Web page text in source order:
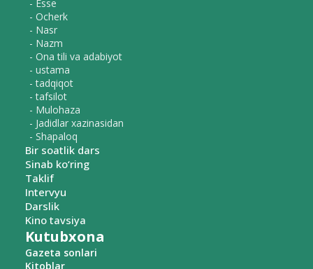
- Esse
- Ocherk
- Nasr
- Nazm
- Ona tili va adabiyot
- ustama
- tadqiqot
- tafsilot
- Mulohaza
- Jadidlar xazinasidan
- Shapaloq
Bir soatlik dars
Sinab ko‘ring
Taklif
Intervyu
Darslik
Kino tavsiya
Kutubxona
Gazeta sonlari
Kitoblar